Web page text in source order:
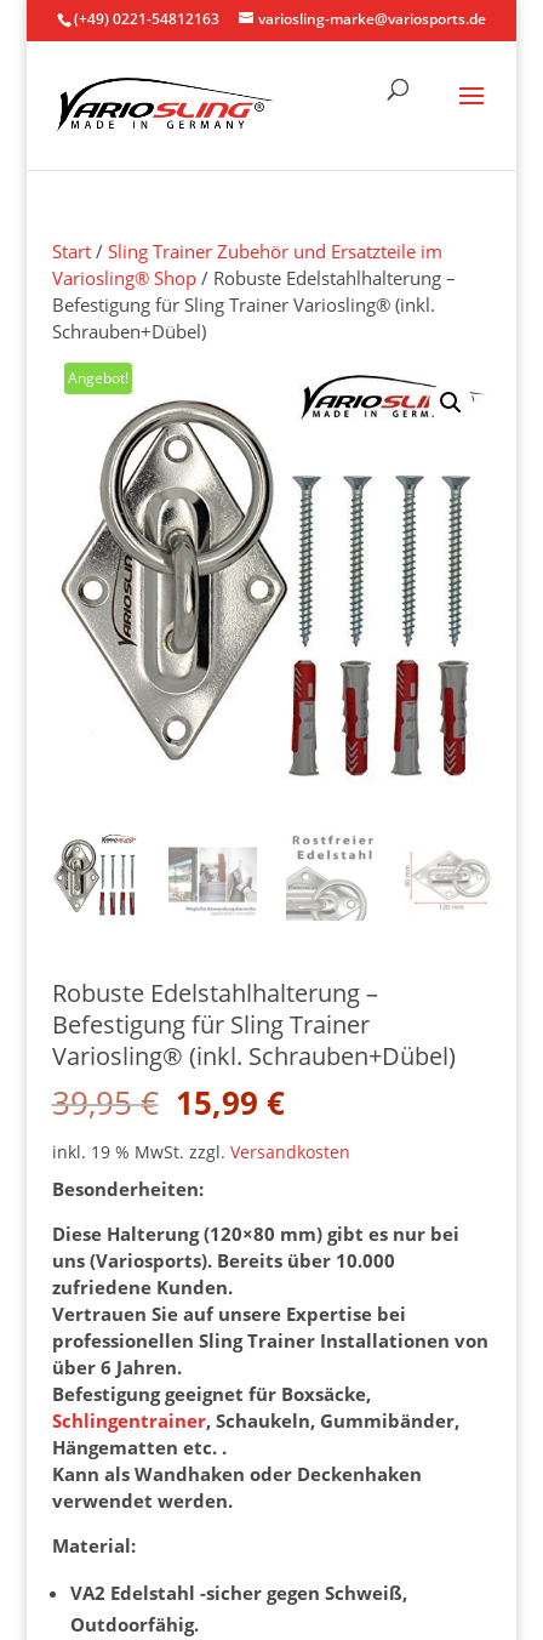
(+49) 0221-54812163 variosling-marke@variosports.de
Start/ Sling Trainer Zubehör und Ersatzteile im
Variosling® Shop/ Robuste Edelstahlhalterung –
Befestigung für Sling Trainer Variosling® (inkl.
Schrauben+Dübel)
Angebot!
Robuste Edelstahlhalterung –
Befestigung für Sling Trainer
Variosling® (inkl. Schrauben+Dübel)
39,95€ Ursprünglicher
Preis
war:
39,95 €
15,99 €Aktueller
Preis
ist:
inkl. 19 % MwSt. zzgl. Versandkosten
Besonderheiten:
Diese Halterung (120×80 mm) gibt es nur bei
uns (Variosports). Bereits über 10.000
zufriedene Kunden.
Vertrauen Sie auf unsere Expertise bei
professionellen Sling Trainer Installationen von
über 6 Jahren.
Befestigung geeignet für Boxsäcke,
Schlingentrainer, Schaukeln, Gummibänder,
Hängematten etc. .
Kann als Wandhaken oder Deckenhaken
verwendet werden.
Material:
VA2 Edelstahl -sicher gegen Schweiß,
Outdoorfähig.